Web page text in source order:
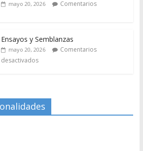
mayo 20, 2026
Comentarios
Ensayos y Semblanzas
mayo 20, 2026
Comentarios
desactivados